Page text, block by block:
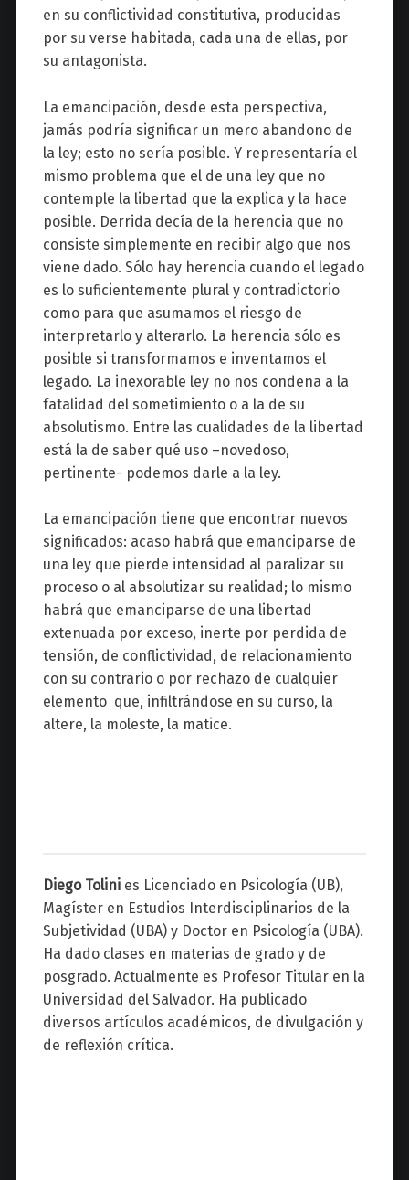
en su conflictividad constitutiva, producidas
por su verse habitada, cada una de ellas, por
su antagonista.
La emancipación, desde esta perspectiva,
jamás podría significar un mero abandono de
la ley; esto no sería posible. Y representaría el
mismo problema que el de una ley que no
contemple la libertad que la explica y la hace
posible. Derrida decía de la herencia que no
consiste simplemente en recibir algo que nos
viene dado. Sólo hay herencia cuando el legado
es lo suficientemente plural y contradictorio
como para que asumamos el riesgo de
interpretarlo y alterarlo. La herencia sólo es
posible si transformamos e inventamos el
legado. La inexorable ley no nos condena a la
fatalidad del sometimiento o a la de su
absolutismo. Entre las cualidades de la libertad
está la de saber qué uso –novedoso,
pertinente- podemos darle a la ley.
La emancipación tiene que encontrar nuevos
significados: acaso habrá que emanciparse de
una ley que pierde intensidad al paralizar su
proceso o al absolutizar su realidad; lo mismo
habrá que emanciparse de una libertad
extenuada por exceso, inerte por perdida de
tensión, de conflictividad, de relacionamiento
con su contrario o por rechazo de cualquier
elemento que, infiltrándose en su curso, la
altere, la moleste, la matice.
Diego Tolini es Licenciado en Psicología (UB),
Magíster en Estudios Interdisciplinarios de la
Subjetividad (UBA) y Doctor en Psicología (UBA).
Ha dado clases en materias de grado y de
posgrado. Actualmente es Profesor Titular en la
Universidad del Salvador. Ha publicado
diversos artículos académicos, de divulgación y
de reflexión crítica.